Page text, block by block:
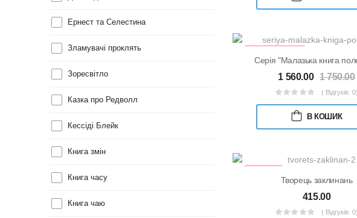
Ернест та Селестина
Зламувачі проклять
Зоресвітло
Казка про Редволл
Кессіді Блейк
Книга змін
Книга часу
Книга чаю
НАБІР
Серія "Малазька книга
1 560.00 1 750.00
( Відгуків: 0)
В КОШИК
Творець заклинань
415.00
( Відгуків: 0)